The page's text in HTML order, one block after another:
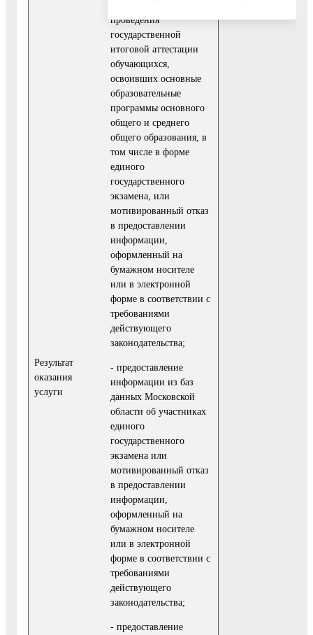
Результат
оказания
услуги
проведения
государственной
итоговой аттестации
обучающихся,
освоивших основные
образовательные
программы основного
общего и среднего
общего образования, в
том числе в форме
единого
государственного
экзамена, или
мотивированный отказ
в предоставлении
информации,
оформленный на
бумажном носителе
или в электронной
форме в соответствии с
требованиями
действующего
законодательства;
- предоставление
информации из баз
данных Московской
области об участниках
единого
государственного
экзамена или
мотивированный отказ
в предоставлении
информации,
оформленный на
бумажном носителе
или в электронной
форме в соответствии с
требованиями
действующего
законодательства;
- предоставление